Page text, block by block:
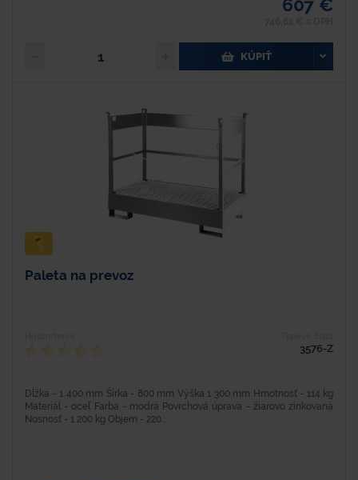
607 €
KÚPIŤ
Paleta na prevoz
3576-Z
Dĺžka - 1 400 mm Šírka - 800 mm Výška 1 300 mm Hmotnosť - 114 kg
Materiál - oceľ Farba - modrá Povrchová úprava - žiarovo zinkovaná
Nosnosť - 1 200 kg Objem - 220...